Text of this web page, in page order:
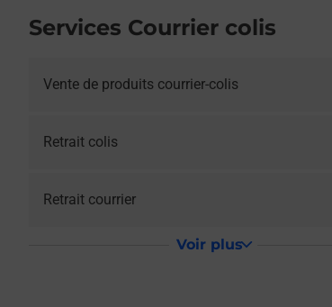
Services Courrier colis
Vente de produits courrier-colis
Retrait colis
Retrait courrier
Voir plus